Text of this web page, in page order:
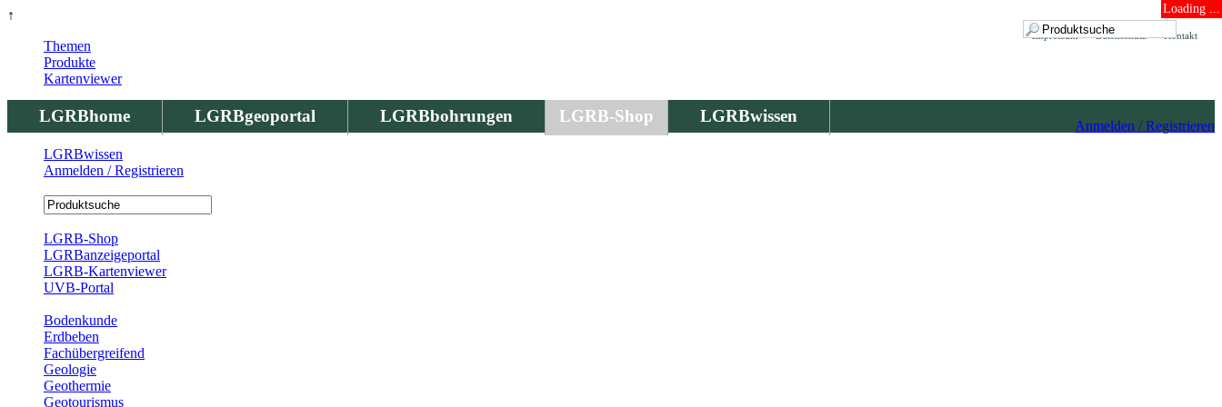
↑ Loading ...
Kontakt
Datenschutz
Impressum
LGRBhome LGRBgeoportal LGRBbohrungen LGRB-Shop LGRBwissen
Anmelden / Registrieren
Themen
Produkte
Kartenviewer
LGRBwissen
Anmelden / Registrieren
LGRB-Shop
LGRBanzeigeportal
LGRB-Kartenviewer
UVB-Portal
Bodenkunde
Erdbeben
Fachübergreifend
Geologie
Geothermie
Geotourismus